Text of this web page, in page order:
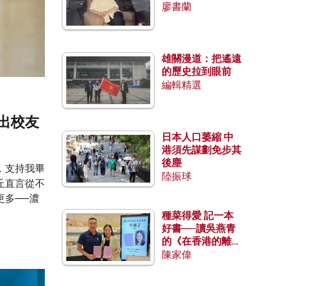
校友
支持我畢
直言從不
多──濃
廖書蘭
雄關漫道：把遙遠
的歷史拉到眼前
編輯精選
日本人口萎縮 中
港須先謀劃免步其
後塵
陸振球
種菜得愛 記一本
好書──讀吳燕青
的《在香港的離島
種菜》
陳家偉